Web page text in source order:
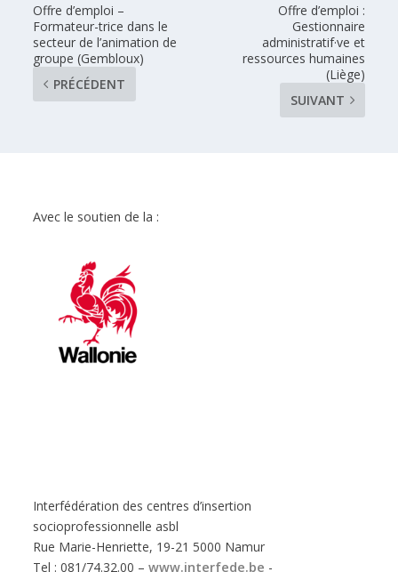
Offre d’emploi –
Formateur-trice dans le
secteur de l’animation de
groupe (Gembloux)
PRÉCÉDENT
Offre d’emploi :
Gestionnaire
administratif·ve et
ressources humaines
(Liège)
SUIVANT
Avec le soutien de la :
Interfédération des centres d’insertion
socioprofessionnelle asbl
Rue Marie-Henriette, 19-21 5000 Namur
Tel : 081/74.32.00 –www.interfede.be -